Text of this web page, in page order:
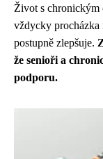
Život s chronickým
vždycky procházka
postupně zlepšuje.
že senioři a
podporu.